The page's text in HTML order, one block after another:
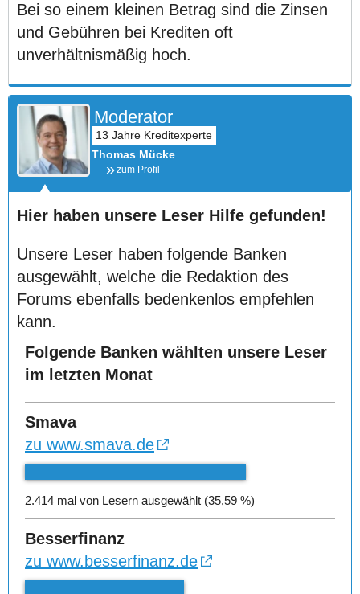
Bei so einem kleinen Betrag sind die Zinsen
und Gebühren bei Krediten oft
unverhältnismäßig hoch.
Moderator
Thomas Mücke
zum Profil
Hier haben unsere Leser Hilfe gefunden!
Unsere Leser haben folgende Banken
ausgewählt, welche die Redaktion des
Forums ebenfalls bedenkenlos empfehlen
kann.
Folgende Banken wählten unsere Leser
im letzten Monat
Smava
zu www.smava.de
2.414 mal von Lesern ausgewählt (35,59 %)
Besserfinanz
zu www.besserfinanz.de